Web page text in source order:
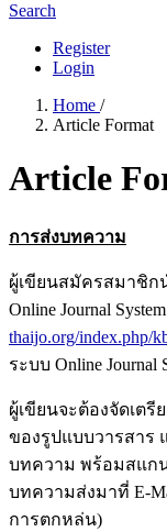
Search
Register
Login
Home /
Article Format
Article
การส่งบทความ
ผู้เขียนสมัครสมาชิก
Online Journal
thaijo.org/index.php/
ระบบ Online Journal
ผู้เขียนจะต้องจัดเ
ของรูปแบบวารสาร
บทความ พร้อมสแก
บทความส่งมาที่ E-
การตกหล่น)